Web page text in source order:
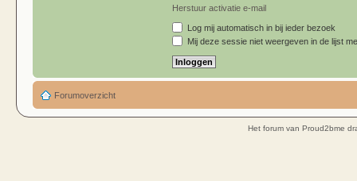
Herstuur activatie e-mail
Log mij automatisch in bij ieder bezoek
Mij deze sessie niet weergeven in de lijst
Forumoverzicht
Het forum van Proud2bme